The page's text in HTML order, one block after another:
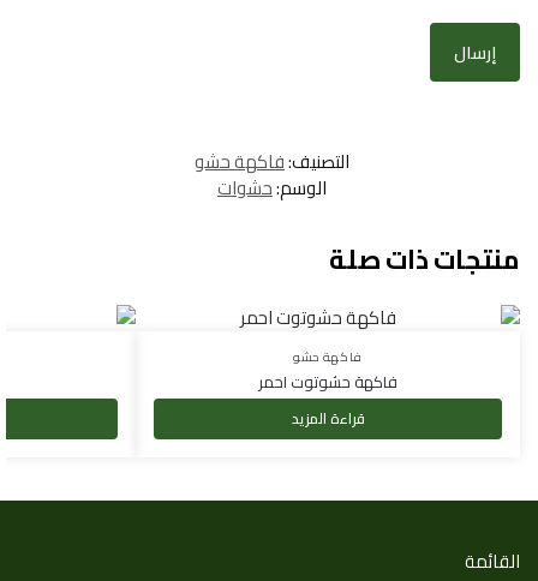
التصنيف:فاكهة حشو
الوسم:حشوات
منتجات ذات صلة
فاكهة حشو
فاكهة حشوتوت احمر
قراءة المزيد
القائمة